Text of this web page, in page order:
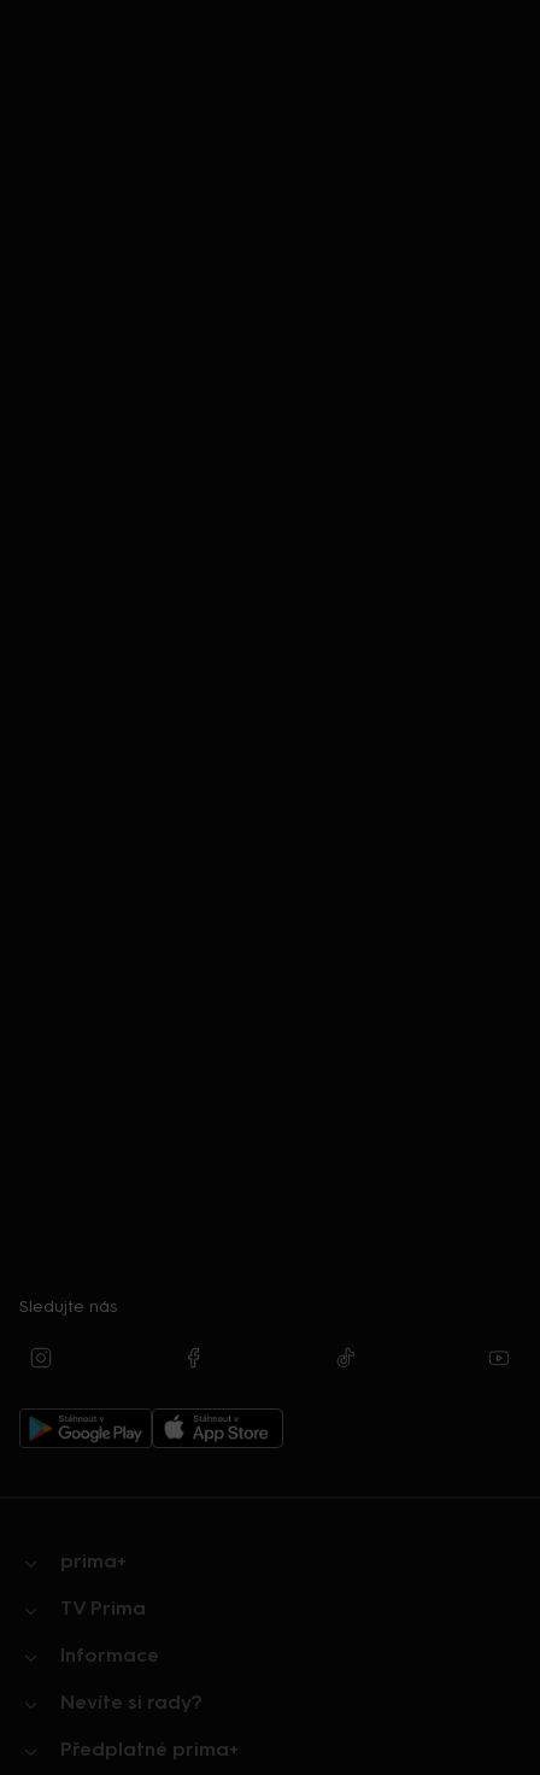
Sledujte nás
prima+
TV Prima
Informace
Nevíte si rady?
Předplatné prima+